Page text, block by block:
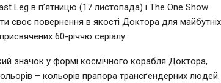
Leg в п’ятницю (17 листопада) і The One Show
своє повернення в якості Доктора для майбутніх
60-річчю серіалу.
значок у формі космічного корабля Доктора,
– кольорів прапора трансґендерних людей.